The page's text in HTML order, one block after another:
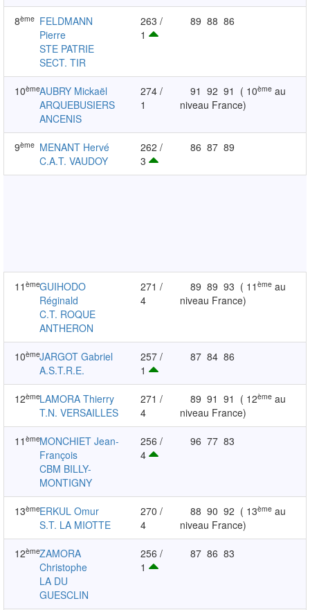
8ème FELDMANN
Pierre
STE PATRIE
SECT. TIR
263 /
1
89 88 86
10èmeAUBRY Mickaël
ARQUEBUSIERS
ANCENIS
274 /
1
91 92 91 ( 10ème au
niveau France)
9ème MENANT Hervé
C.A.T. VAUDOY
262 /
3
86 87 89
11 èmeGUIHODO
Réginald
C.T. ROQUE
ANTHERON
271 /
4
89 89 93 ( 11ème au
niveau France)
10èmeJARGOT Gabriel
A.S.T.R.E.
257 /
1
87 84 86
12èmeLAMORA Thierry
T.N. VERSAILLES
271 /
4
89 91 91 ( 12ème au
niveau France)
11 èmeMONCHIET Jean-
François
CBM BILLY-
MONTIGNY
256 /
4
96 77 83
13èmeERKUL Omur
S.T. LA MIOTTE
270 /
4
88 90 92 ( 13ème au
niveau France)
12èmeZAMORA
Christophe
LA DU
GUESCLIN
256 /
1
87 86 83